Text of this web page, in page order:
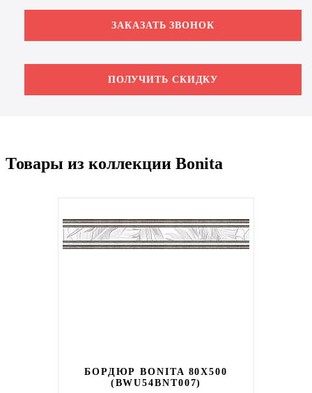
ЗАКАЗАТЬ ЗВОНОК
ПОЛУЧИТЬ СКИДКУ
Товары из коллекции Bonita
БОРДЮР BONITA 80X500
(BWU54BNT007)